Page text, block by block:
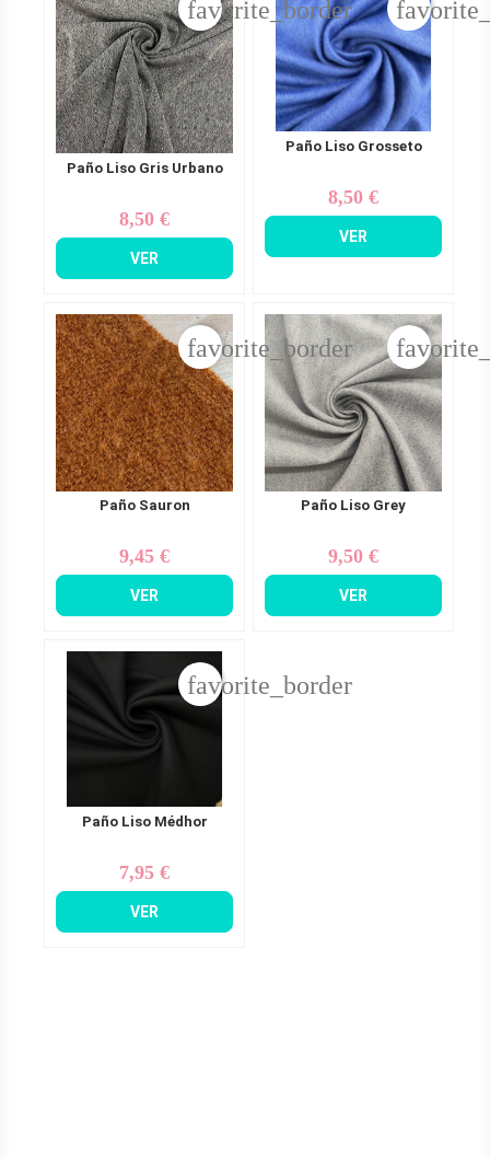
Paño Liso Gris Urbano
Precio
8,50 €
VER
favorite_border
Paño Liso Grosseto
Precio
8,50 €
VER
Paño Sauron
Precio
9,45 €
VER
favorite_border
Paño Liso Grey
Precio
9,50 €
VER
Paño Liso Médhor
Precio
7,95 €
VER
favorite_border